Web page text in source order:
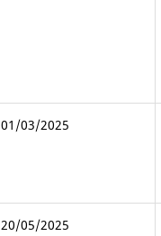
01/03/2025
20/05/2025